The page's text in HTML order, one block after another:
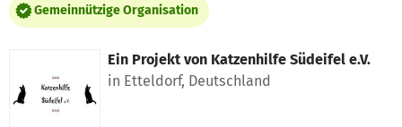
Gemeinnützige Organisation
Ein Projekt von Katzenhilfe Südeifel e.V.
in Etteldorf, Deutschland